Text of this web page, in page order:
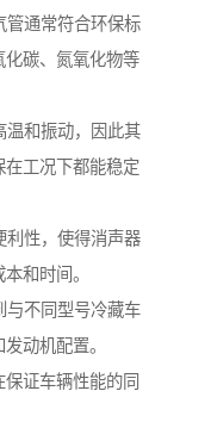
管通常符合环保标
化碳、氮氧化物等
温和振动，因此其
在工况下都能稳定
利性，使得消声器
和时间。
与不同型号冷藏车
动机配置。
证车辆性能的同